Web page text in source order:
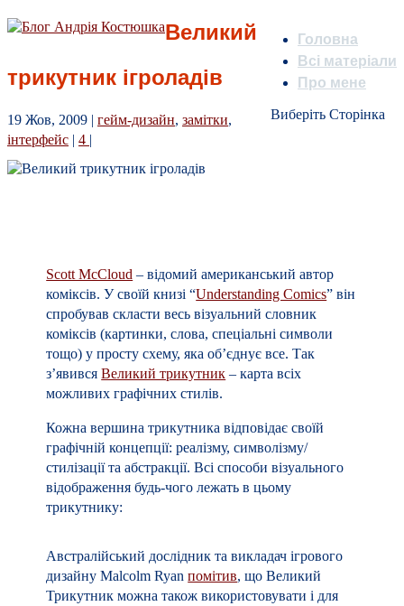
Головна
Всі матеріали
Про мене
Виберіть Сторінка
Великий
трикутник ігроладів
19 Жов, 2009 | гейм-дизайн, замітки,
інтерфейс | 4 |
Scott McCloud – відомий американський автор
коміксів. У своїй книзі “Understanding Comics” він
спробував скласти весь візуальний словник
коміксів (картинки, слова, спеціальні символи
тощо) у просту схему, яка об’єднує все. Так
з’явивсяВеликий трикутник – карта всіх
можливих графічних стилів.
Кожна вершина трикутника відповідає своїй
графічній концепції: реалізму, символізму/
стилізації та абстракції. Всі способи візуального
відображення будь-чого лежать в цьому
трикутнику:
Австралійський дослідник та викладач ігрового
дизайну Malcolm Ryanпомітив, що Великий
Трикутник можна також використовувати і для